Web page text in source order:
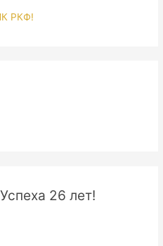
26 лет!